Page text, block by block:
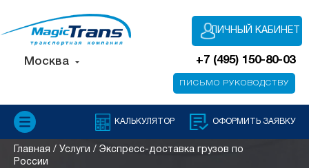
Москва +7 (495) 150-80-03
ЛИЧНЫЙ КАБИНЕТ
ПИСЬМО РУКОВОДСТВУ
КАЛЬКУЛЯТОР ОФОРМИТЬ ЗАЯВКУ
Главная / Услуги / Экспресс-доставка грузов по
России